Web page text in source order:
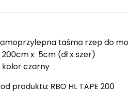
taśma rzep do
x 5cm (dł x szer)
czarny
produktu: RBO HL TAPE 200